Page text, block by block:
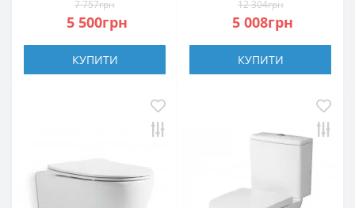
7 757грн
5 500грн
КУПИТИ
Close, quick-fix
12 304грн
5 008грн
КУПИТИ